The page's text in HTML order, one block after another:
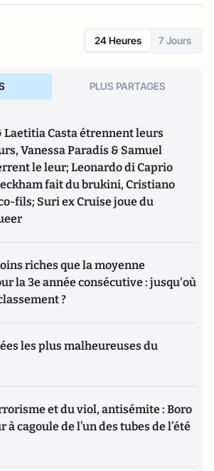
24 Heures 7 Jours
PLUS PARTAGES
Laetitia Casta étrennent leurs
Vanessa Paradis & Samuel
le leur; Leonardo di Caprio
fait du brukini, Cristiano
fils; Suri ex Cruise joue du
riches que la moyenne
la 3e année consécutive : jusqu'où
?
les plus malheureuses du
et du viol, antisémite : Boro
à cagoule de l’un des tubes de l’été